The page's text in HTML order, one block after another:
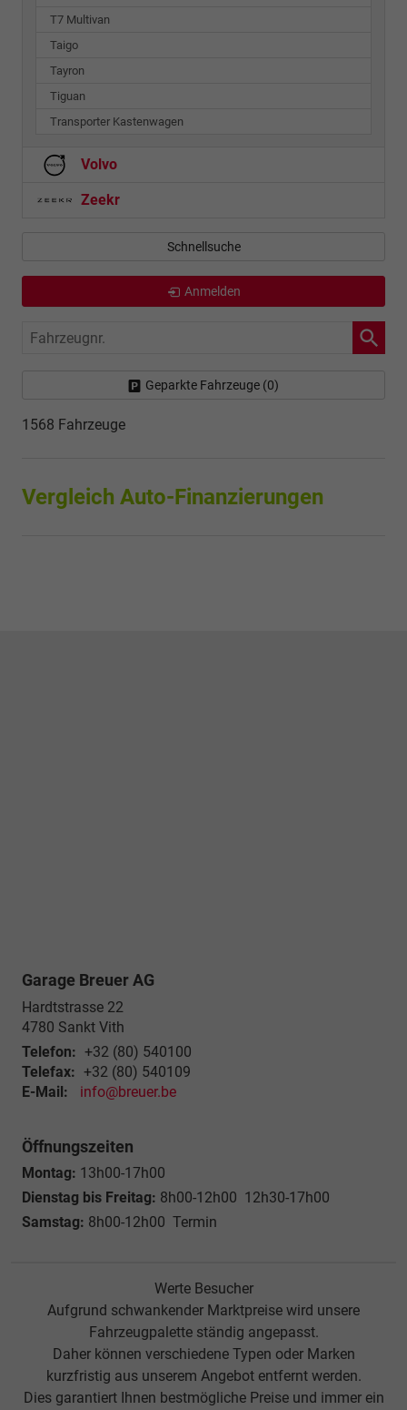
T7 Multivan
Taigo
Tayron
Tiguan
Transporter Kastenwagen
Volvo
Zeekr
Schnellsuche
Anmelden
Fahrzeugnr.
Geparkte Fahrzeuge (0)
1568 Fahrzeuge
Vergleich Auto-Finanzierungen
Garage Breuer AG
Hardtstrasse 22
4780 Sankt Vith
Telefon: +32 (80) 540100
Telefax: +32 (80) 540109
E-Mail:
info@breuer.be
Öffnungszeiten
Montag: 13h00-17h00
Dienstag bis Freitag: 8h00-12h00 12h30-17h00
Samstag: 8h00-12h00 Termin
Werte Besucher
Aufgrund schwankender Marktpreise wird unsere
Fahrzeugpalette ständig angepasst.
Daher können verschiedene Typen oder Marken
kurzfristig aus unserem Angebot entfernt werden.
Dies garantiert Ihnen bestmögliche Preise und immer ein